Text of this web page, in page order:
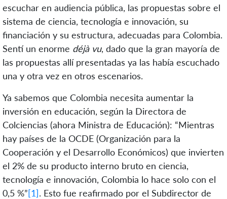
escuchar en audiencia pública, las propuestas sobre el
sistema de ciencia, tecnología e innovación, su
financiación y su estructura, adecuadas para Colombia.
Sentí un enorme déjà vu, dado que la gran mayoría de
las propuestas allí presentadas ya las había escuchado
una y otra vez en otros escenarios.
Ya sabemos que Colombia necesita aumentar la
inversión en educación, según la Directora de
Colciencias (ahora Ministra de Educación): “Mientras
hay países de la OCDE (Organización para la
Cooperación y el Desarrollo Económicos) que invierten
el 2% de su producto interno bruto en ciencia,
tecnología e innovación, Colombia lo hace solo con el
0,5 %”[1]. Esto fue reafirmado por el Subdirector de